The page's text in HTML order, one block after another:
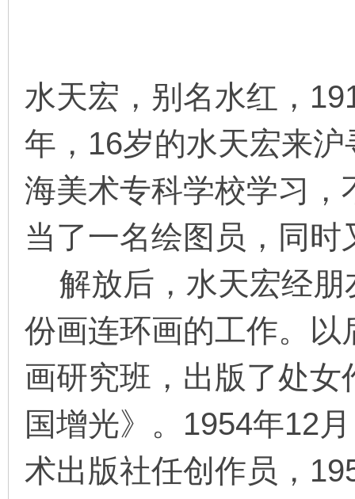
水天宏，别名水红，
年，16岁的水天宏来
海美术专科学校学习
当了一名绘图员，同
解放后，水天宏经朋
份画连环画的工作。
画研究班，出版了处
国增光》。1954年12
术出版社任创作员，